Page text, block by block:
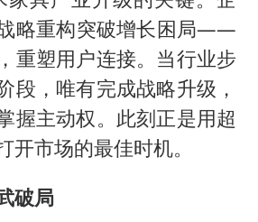
今年4位周星驰电影配角去世
号召领导带头休假 是大家不想休吗
中国五箭齐发反制美国
要给全体职工“应休尽休”的底气
略重构突破增长困局——
重塑用户连接。当行业步
段，唯有完成战略升级，
握主动权。此刻正是用超
开市场的最佳时机。
破局